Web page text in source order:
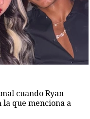
cuando Ryan
la que menciona a